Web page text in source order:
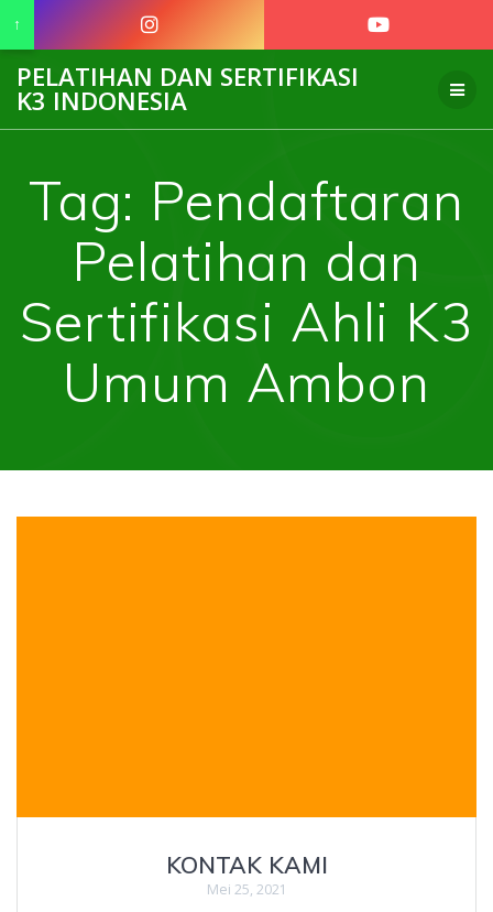
to
PELATIHAN DAN SERTIFIKASI
K3 INDONESIA
Tag: Pendaftaran
Pelatihan dan
Sertifikasi Ahli K3
Umum Ambon
KONTAK KAMI
Mei 25, 2021
↑